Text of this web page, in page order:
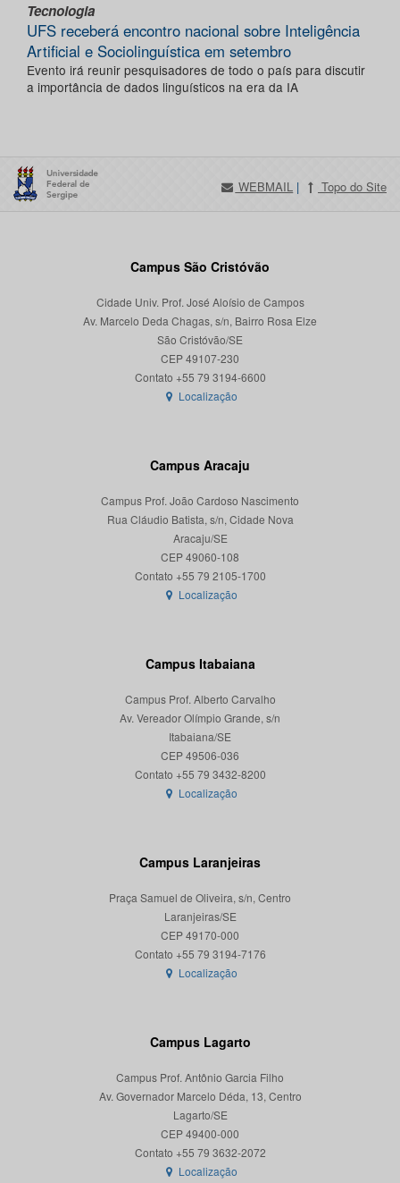
Tecnologia
UFS receberá encontro nacional sobre Inteligência
Artificial e Sociolinguística em setembro
Evento irá reunir pesquisadores de todo o país para discutir
a importância de dados linguísticos na era da IA
WEBMAIL | Topo do Site
Campus São Cristóvão
Cidade Univ. Prof. José Aloísio de Campos
Av. Marcelo Deda Chagas, s/n, Bairro Rosa Elze
São Cristóvão/SE
CEP 49107-230
Localização
Campus Aracaju
Campus Prof. João Cardoso Nascimento
Rua Cláudio Batista, s/n, Cidade Nova
Aracaju/SE
CEP 49060-108
Localização
Campus Itabaiana
Campus Prof. Alberto Carvalho
Av. Vereador Olímpio Grande, s/n
Itabaiana/SE
CEP 49506-036
Localização
Campus Laranjeiras
Praça Samuel de Oliveira, s/n, Centro
Laranjeiras/SE
CEP 49170-000
Localização
Campus Lagarto
Campus Prof. Antônio Garcia Filho
Av. Governador Marcelo Déda, 13, Centro
Lagarto/SE
CEP 49400-000
Localização